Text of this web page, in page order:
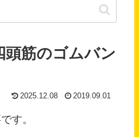
頭筋のゴムバン
2025.12.08 2019.09.01
す。